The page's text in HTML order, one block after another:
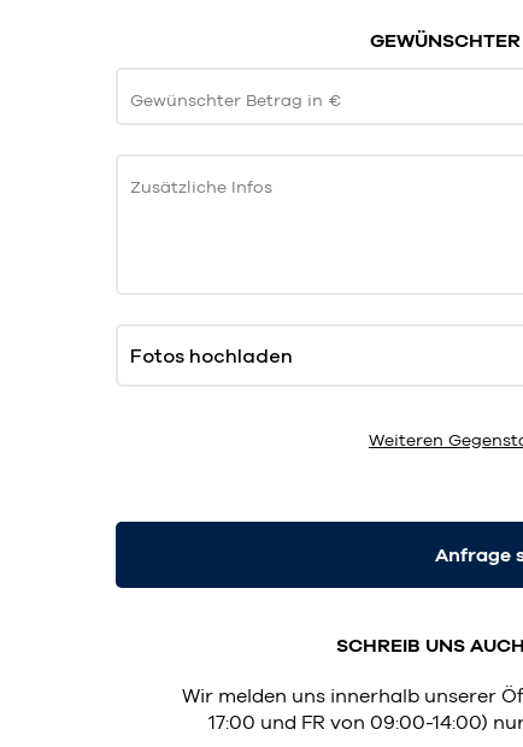
Gewünschter Betrag in €
Zusätzliche Infos
Fotos hochladen
Weiteren
Anfrage
SCHREIB UNS
Wir melden uns innerhalb unserer
17:00 und FR von 09:00-14:00)